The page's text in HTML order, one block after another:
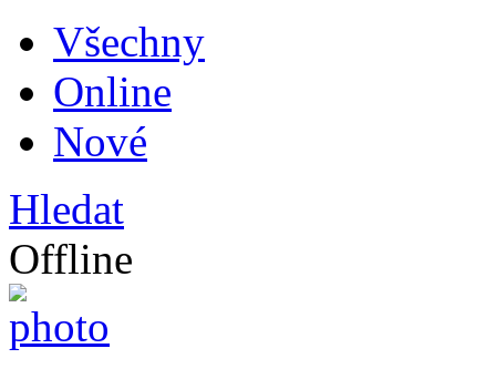
Všechny
Online
Nové
Hledat
Offline